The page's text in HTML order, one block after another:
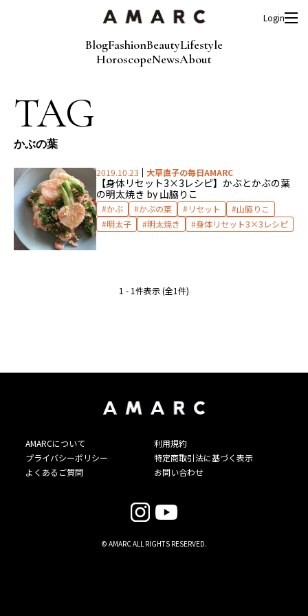
BlogFashionBeautyLifestyle
HoroscopeNewsAbout
Login
TAG
かぶの葉
2019.10.23 大草直子の毎日AMARC
【身体リセット3×3レシピ】かぶとかぶの葉
の明太焼き by 山脇りこ
かぶ かぶの葉 リセット
山脇りこ
明太子
明太焼き 身体リセット3×3レシピ
1 - 1件表示 (全1件)
AMARCについて
利用規約
プライバシーポリシー
特定商取引法に基づく表示
よくあるご質問
お問い合わせ
© AMARC ALL RIGHTS RESERVED.